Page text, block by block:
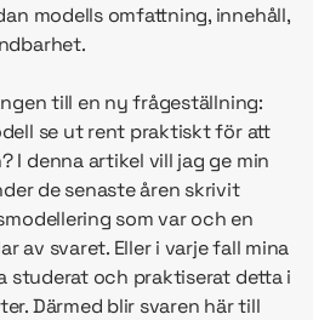
modells omfattning, innehåll,
till en ny frågeställning:
se ut rent praktiskt för att
I denna artikel vill jag ge min
de senaste åren skrivit
som var och en
av svaret. Eller i varje fall mina
studerat och praktiserat detta i
Därmed blir svaren här till